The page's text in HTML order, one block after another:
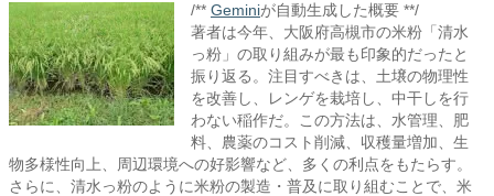
/** Geminiが自動生成した概要 **/
著者は今年、大阪府高槻市の米粉「清水
っ粉」の取り組みが最も印象的だったと
振り返る。注目すべきは、土壌の物理性
を改善し、レンゲを栽培し、中干しを行
わない稲作だ。この方法は、水管理、肥
料、農薬のコスト削減、収穫量増加、生
物多様性向上、周辺環境への好影響など、多くの利点をもたらす。
さらに、清水っ粉のように米粉の製造・普及に取り組むことで、米